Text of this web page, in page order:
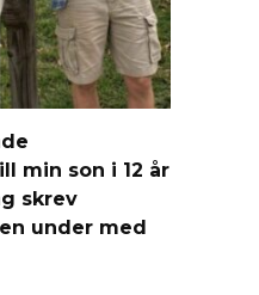
min son i 12 år
skrev
under med